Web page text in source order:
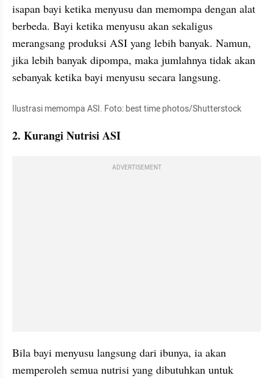
isapan bayi ketika menyusu dan memompa dengan alat
berbeda. Bayi ketika menyusu akan sekaligus
merangsang produksi ASI yang lebih banyak. Namun,
jika lebih banyak dipompa, maka jumlahnya tidak akan
sebanyak ketika bayi menyusu secara langsung.
Ilustrasi memompa ASI. Foto: best time photos/Shutterstock
2. Kurangi Nutrisi ASI
ADVERTISEMENT
Bila bayi menyusu langsung dari ibunya, ia akan
memperoleh semua nutrisi yang dibutuhkan untuk